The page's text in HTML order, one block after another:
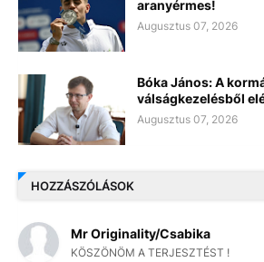
aranyérmes!
Augusztus 07, 2026
Bóka János: A
válságkezelésből
Augusztus 07, 2026
HOZZÁSZÓLÁSOK
Mr Originality/Csabika
KÖSZÖNÖM A TERJESZTÉST !